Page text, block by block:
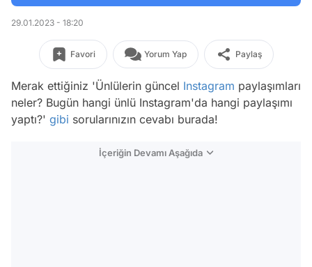
29.01.2023 - 18:20
Favori Yorum Yap Paylaş
Merak ettiğiniz 'Ünlülerin güncel Instagram paylaşımları
neler? Bugün hangi ünlü Instagram'da hangi paylaşımı
yaptı?' gibi sorularınızın cevabı burada!
İçeriğin Devamı Aşağıda